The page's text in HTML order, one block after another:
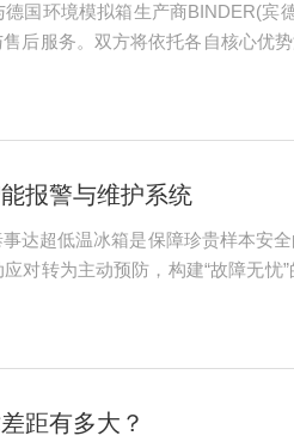
国环境模拟箱生产商BINDER(宾
后服务。双方将依托各自核心优
报警与维护系统
达超低温冰箱是保障珍贵样本安
对转为主动预防，构建“故障无
距有多大？